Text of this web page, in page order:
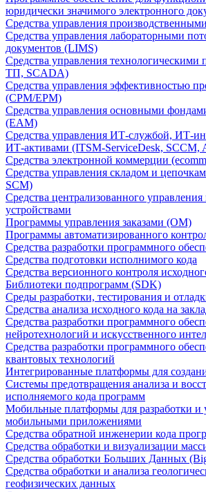
юридически значимого электронного
Средства управления
Средства управления лабораторными
документов (LIMS)
Средства управления
ТП, SCADA)
Средства управления эффективностью
(CPM/EPM)
Средства управления основными
(EAM)
Средства управления ИТ-службой, ИТ-
ИТ-активами (ITSM-ServiceDesk, SCCM,
Средства электронной коммерции
Средства управления складом и
SCM)
Средства централизованного
устройствами
Программы управления заказами (OM)
Программы автоматизированного
Средства разработки программного
Средства подготовки исполнимого кода
Средства версионного контроля
Библиотеки подпрограмм (SDK)
Среды разработки, тестирования и
Средства анализа исходного кода на
Средства разработки программного
нейротехнологий и искусственного
Средства разработки программного
квантовых технологий
Интегрированные платформы для
Системы предотвращения анализа и
исполняемого кода программ
Мобильные платформы для разработки и
мобильными приложениями
Средства обратной инженерии кода
Средства обработки и визуализации
Средства обработки Больших Данных
Средства обработки и анализа
геофизических данных